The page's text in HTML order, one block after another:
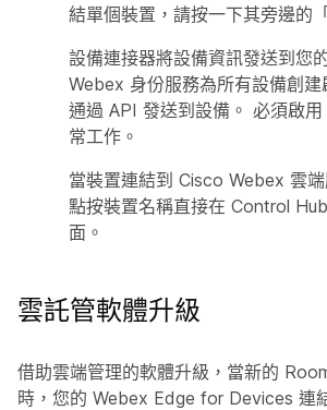
結單個裝置，請按一下其旁邊的「
設備連接器將設備資訊發送到您
Webex 身份服務為所有設備創
通過 API 發送到設備。 必須啟
常工作。
當裝置連結到 Cisco Webex 雲
點按裝置名稱直接在 Control
面。
雲託管軟體升級
借助雲端管理的軟體升級，當新的
時，您的 Webex Edge for Devices 連